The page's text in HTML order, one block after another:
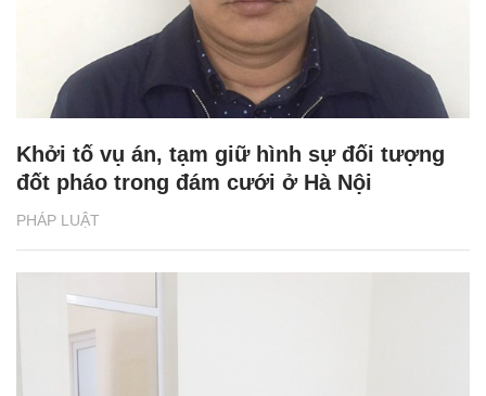
PHÁP LUẬT
Khởi tố vụ án, tạm giữ hình sự đối tượng
đốt pháo trong đám cưới ở Hà Nội